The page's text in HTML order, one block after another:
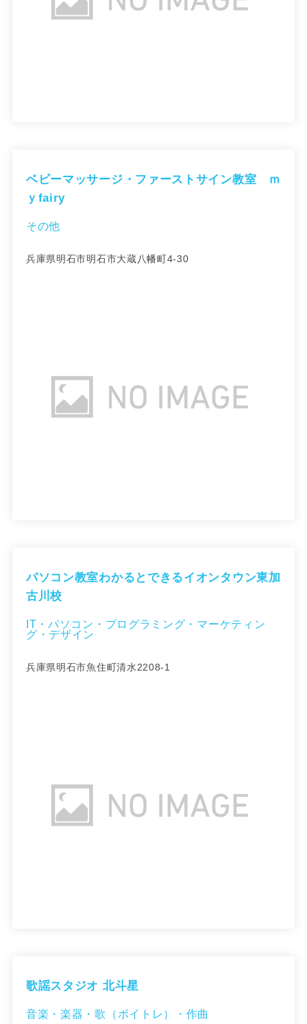
ベビーマッサージ・ファーストサイン教室 ｍ
ｙfairy
その他
兵庫県明石市明石市大蔵八幡町4-30
パソコン教室わかるとできるイオンタウン東加
古川校
IT・パソコン・プログラミング・マーケティン
グ・デザイン
兵庫県明石市魚住町清水2208-1
歌謡スタジオ 北斗星
音楽・楽器・歌（ボイトレ）・作曲